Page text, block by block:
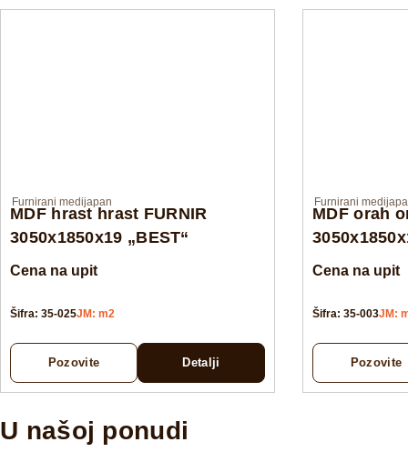
Furnirani medijapan
MDF hrast hrast FURNIR
3050x1850x19 „BEST“
Cena na upit
Šifra: 35-025JM: m2
Pozovite Detalji
Furnirani
MDF orah
Cena na upit
Šifra: 35-003JM:
Pozovite
U našoj ponudi